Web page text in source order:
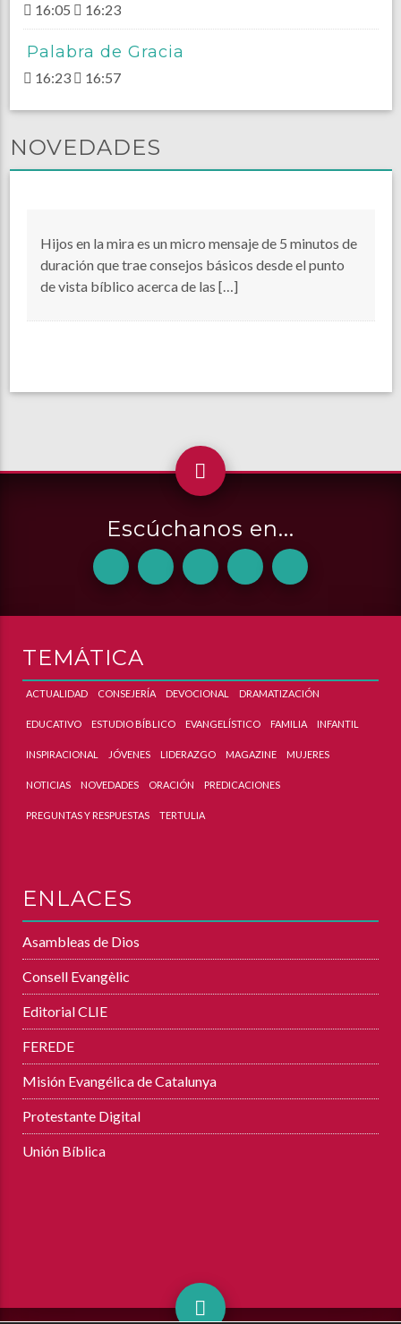
16:05 16:23
Palabra de Gracia
16:23 16:57
NOVEDADES
Hijos en la mira es un micro mensaje de 5 minutos de
duración que trae consejos básicos desde el punto
de vista bíblico acerca de las […]
Escúchanos en...
TEMÁTICA
ACTUALIDAD CONSEJERÍA DEVOCIONAL DRAMATIZACIÓN
EDUCATIVO ESTUDIO BÍBLICO EVANGELÍSTICO FAMILIA INFANTIL
INSPIRACIONAL JÓVENES LIDERAZGO MAGAZINE MUJERES
NOTICIAS NOVEDADES ORACIÓN PREDICACIONES
PREGUNTAS Y RESPUESTAS TERTULIA
ENLACES
Asambleas de Dios
Consell Evangèlic
Editorial CLIE
FEREDE
Misión Evangélica de Catalunya
Protestante Digital
Unión Bíblica